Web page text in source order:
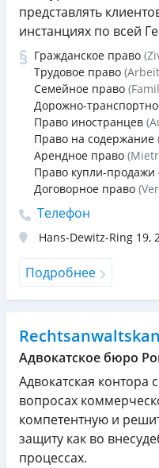
представлять
инстанциях по всей
Гражданское право
Трудовое право
Семейное право
Дорожно-
Право иностранцев
Право на содержание
Арендное право
Право купли-продажи
Договорное право
Телефон
Hans-Dewitz-Ring 19,
Подробнее
Адвокатское бюро
Адвокатская контора
вопросах
компетентную и
защиту как во
процессах.